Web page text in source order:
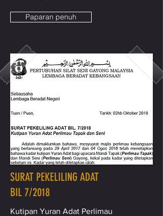
Paparan penuh
SURAT PEKELILING ADAT
BIL 7/2018
Kutipan Yuran Adat Perlimau